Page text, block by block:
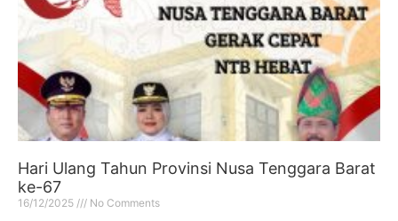
Hari Ulang Tahun Provinsi Nusa Tenggara Barat
ke-67
16/12/2025 No Comments